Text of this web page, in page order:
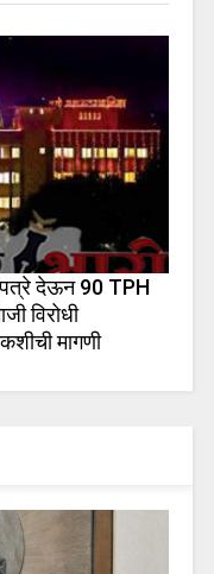
देऊन 90 TPH
विरोधी
मागणी